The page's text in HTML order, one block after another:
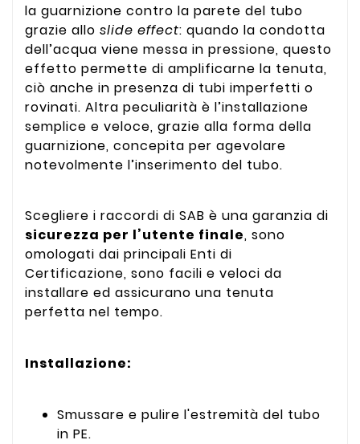
la guarnizione contro la parete del tubo
grazie allo slide effect: quando la condotta
dell’acqua viene messa in pressione, questo
effetto permette di amplificarne la tenuta,
ciò anche in presenza di tubi imperfetti o
rovinati. Altra peculiarità è l’installazione
semplice e veloce, grazie alla forma della
guarnizione, concepita per agevolare
notevolmente l’inserimento del tubo.
Scegliere i raccordi di SAB è una garanzia di
sicurezza per l’utente finale, sono
omologati dai principali Enti di
Certificazione, sono facili e veloci da
installare ed assicurano una tenuta
perfetta nel tempo.
Installazione:
Smussare e pulire l'estremità del tubo
in PE.